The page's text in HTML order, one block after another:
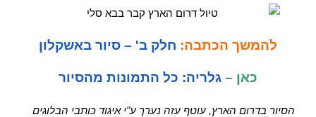
להמשך הכתבה: חלק ב' – סיור באשקלון
כאן – גלריה: כל התמונות מהסיור
הסיור בדרום הארץ, עוטף עזה נערך ע"י איגוד כותבי הבלוגים